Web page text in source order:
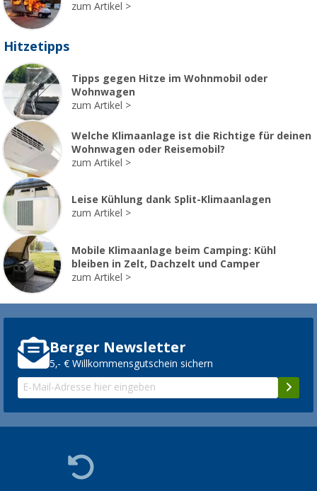
zum Artikel
Hitzetipps
Tipps gegen Hitze im Wohnmobil oder
Wohnwagen
zum Artikel
Welche Klimaanlage ist die Richtige für deinen
Wohnwagen oder Reisemobil?
zum Artikel
Leise Kühlung dank Split-Klimaanlagen
zum Artikel
Mobile Klimaanlage beim Camping: Kühl
bleiben in Zelt, Dachzelt und Camper
zum Artikel
Berger Newsletter
5,- € Willkommensgutschein sichern